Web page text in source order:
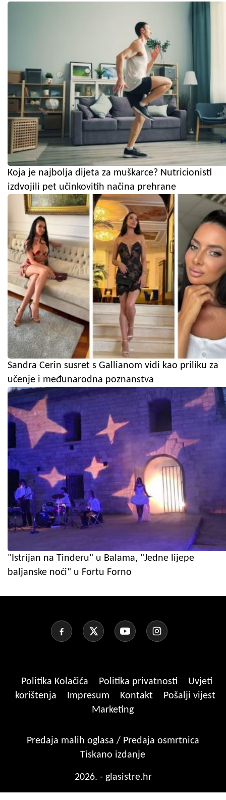
Koja je najbolja dijeta za muškarce? Nutricionisti
izdvojili pet učinkovitih načina prehrane
Sandra Cerin susret s Gallianom vidi kao priliku za
učenje i međunarodna poznanstva
"Istrijan na Tinderu" u Balama, "Jedne lijepe
baljanske noći" u Fortu Forno
Politika Kolačića Politika privatnosti
Uvjeti
korištenja
Impresum Kontakt
Pošalji vijest
Marketing
Predaja malih oglasa / Predaja osmrtnica
Tiskano izdanje
2026. - glasistre.hr